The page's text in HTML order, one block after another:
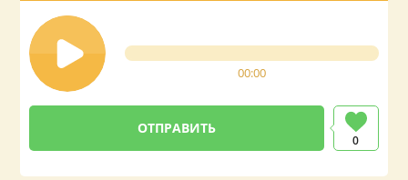
00:00
0